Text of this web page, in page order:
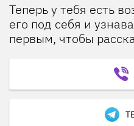
Теперь у тебя есть
его под себя и
первым, чтобы